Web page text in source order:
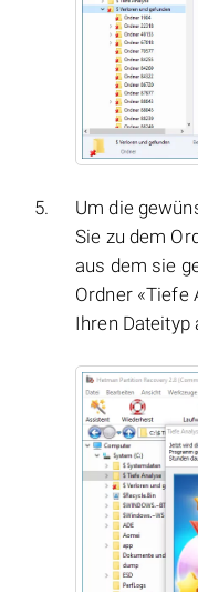
Um die
Sie zu dem
aus dem sie
Ordner «Tiefe
Ihren Dateityp